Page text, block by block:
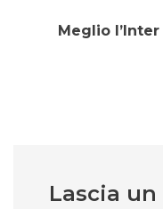
Meglio
Lascia